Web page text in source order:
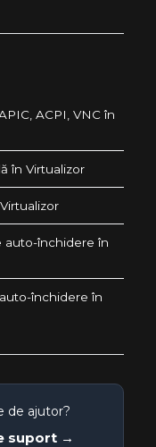
ACPI, VNC în
în Virtualizor
auto-închidere în
închidere în
de ajutor?
suport →